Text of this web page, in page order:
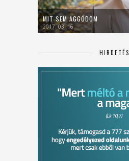
MIT SEM AGGÓDOM
2017. 03. 16.
HIRDETÉS